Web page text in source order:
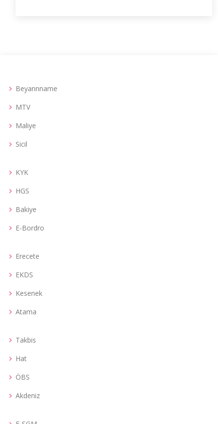
Beyannname
MTV
Maliye
Sicil
KYK
HGS
Bakiye
E-Bordro
Erecete
EKDS
Kesenek
Atama
Takbis
Hat
ÖBS
Akdeniz